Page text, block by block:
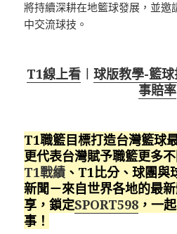
將持續深耕在地籃球發展，並邀
中交流球技。
T1線上看︱ 球版教學-籃
事賠率
T1職籃目標打造台灣籃球
更代表台灣賦予職籃更多
T1戰績 、T1比分、球團與
新聞－來自世界各地的最
享，鎖定SPORT598 ，一
事！